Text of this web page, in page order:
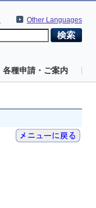
Other Languages
各種申請・ご案内